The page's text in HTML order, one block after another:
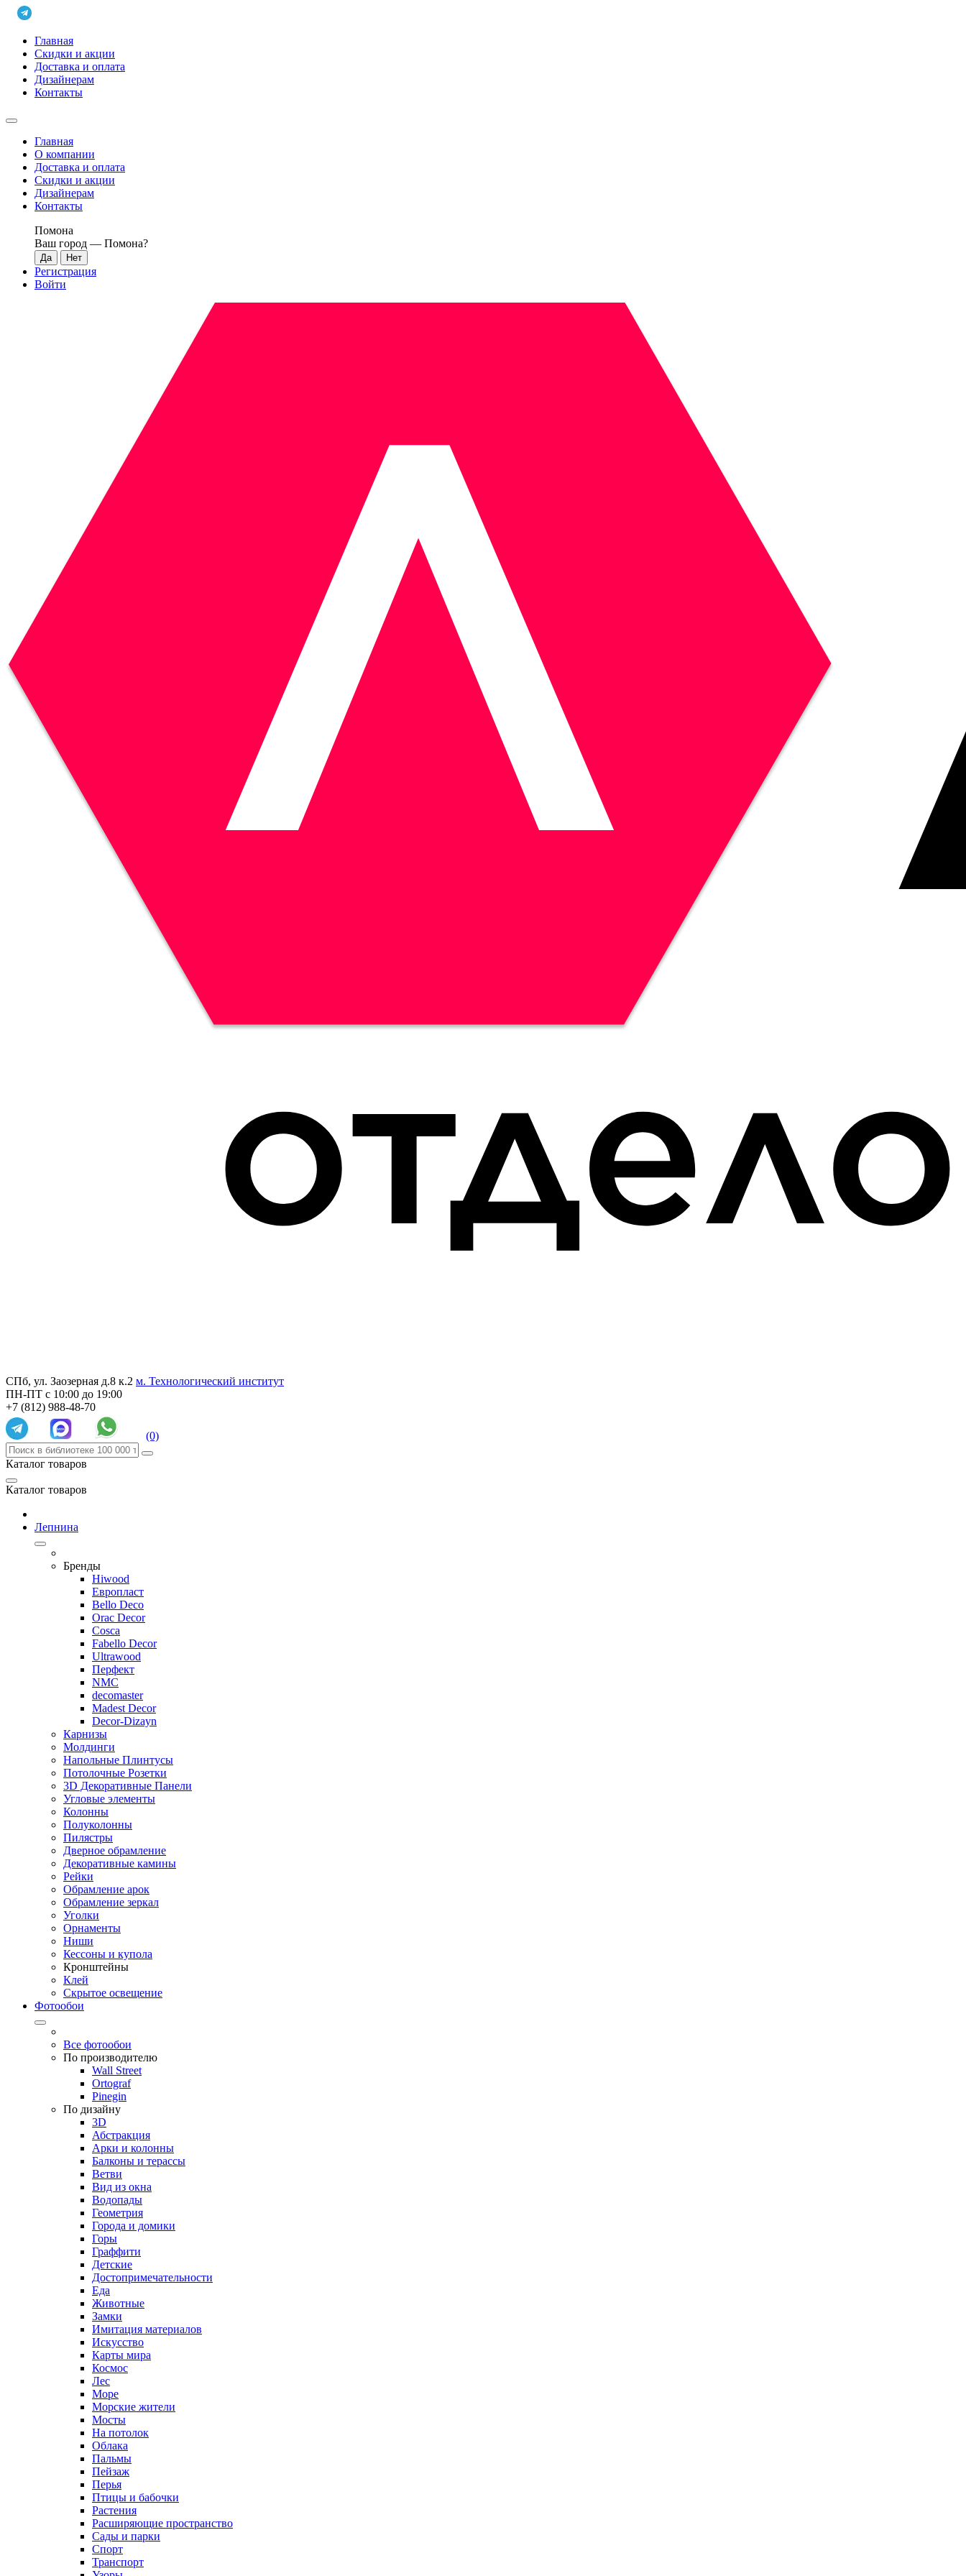
Главная
Скидки и акции
Доставка и оплата
Дизайнерам
Контакты
Главная
О компании
Доставка и оплата
Скидки и акции
Дизайнерам
Контакты
Помона
Ваш город — Помона?
Регистрация
Войти
СПб, ул. Заозерная д.8 к.2 м. Технологический институт
ПН-ПТ с 10:00 до 19:00
+7 (812) 988-48-70
(0)
Каталог товаров
Каталог товаров
Лепнина
Бренды
Hiwood
Европласт
Bello Deco
Orac Decor
Cosca
Fabello Decor
Ultrawood
Перфект
NMC
decomaster
Madest Decor
Decor-Dizayn
Карнизы
Молдинги
Напольные Плинтусы
Потолочные Розетки
3D Декоративные Панели
Угловые элементы
Колонны
Полуколонны
Пилястры
Дверное обрамление
Декоративные камины
Рейки
Обрамление арок
Обрамление зеркал
Уголки
Орнаменты
Ниши
Кессоны и купола
Кронштейны
Клей
Скрытое освещение
Фотообои
Все фотообои
По производителю
Wall Street
Ortograf
Pinegin
По дизайну
3D
Абстракция
Арки и колонны
Балконы и терассы
Ветви
Вид из окна
Водопады
Геометрия
Города и домики
Горы
Граффити
Детские
Достопримечательности
Еда
Животные
Замки
Имитация материалов
Искусство
Карты мира
Космос
Лес
Море
Морские жители
Мосты
На потолок
Облака
Пальмы
Пейзаж
Перья
Птицы и бабочки
Растения
Расширяющие пространство
Сады и парки
Спорт
Транспорт